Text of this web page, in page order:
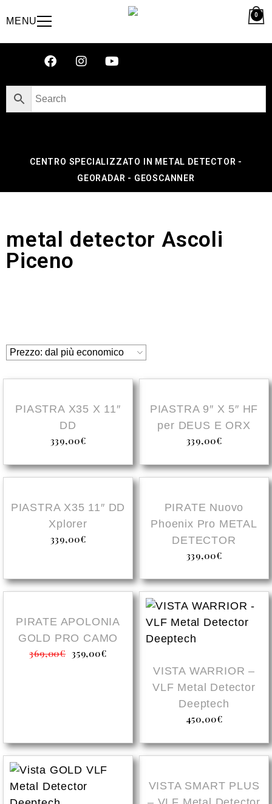
MENU
0
CENTRO SPECIALIZZATO IN METAL DETECTOR -
GEORADAR - GEOSCANNER
metal detector Ascoli
Piceno
PIASTRA X35 X 11″
DD
339,00€
PIASTRA 9″ X 5″ HF
per DEUS E ORX
339,00€
PIASTRA X35 11″ DD
Xplorer
339,00€
PIRATE Nuovo
Phoenix Pro METAL
DETECTOR
339,00€
PIRATE APOLONIA
GOLD PRO CAMO
369,00€ 359,00€
VISTA WARRIOR –
VLF Metal Detector
Deeptech
450,00€
VISTA SMART PLUS